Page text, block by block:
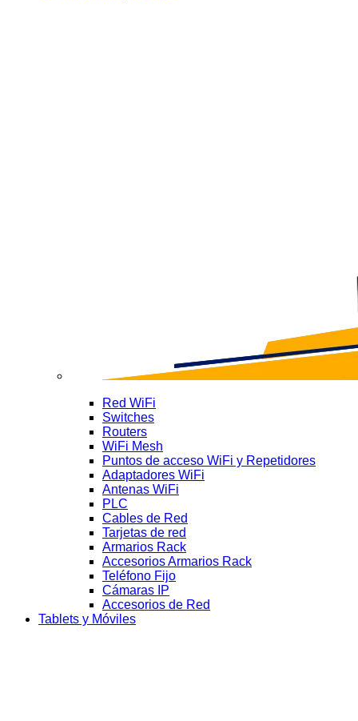
Red WiFi
Switches
Routers
WiFi Mesh
Puntos de acceso WiFi y Repetidores
Adaptadores WiFi
Antenas WiFi
PLC
Cables de Red
Tarjetas de red
Armarios Rack
Accesorios Armarios Rack
Teléfono Fijo
Cámaras IP
Accesorios de Red
Tablets y Móviles